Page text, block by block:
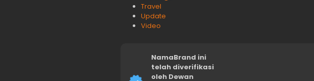
Travel
Update
Video
NamaBrand ini
telah diverifikasi
oleh Dewan